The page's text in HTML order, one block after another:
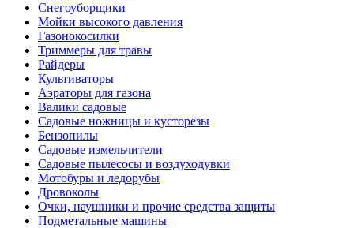
Снегоуборщики
Мойки высокого давления
Газонокосилки
Триммеры для травы
Райдеры
Культиваторы
Аэраторы для газона
Валики садовые
Садовые ножницы и кусторезы
Бензопилы
Садовые измельчители
Садовые пылесосы и воздуходувки
Мотобуры и ледорубы
Дровоколы
Очки, наушники и прочие средства защиты
Подметальные машины